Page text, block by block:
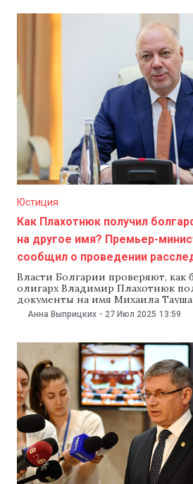
формирования, представителей
и ответственного за финансы в
избирательной кампании. Это
зарегистрированная для участия
Напомним, 20 июля PAS
кандидатов в депутаты. В первую
Юстиция
Как Плахотнюк получил
на другое имя? Премьер-
сообщил о проведении
Власти Болгарии проверяют, как
олигарх Владимир Плахотнюк
документы на имя Михаила
премьер-министр страны Росен
на пресс-конференции в
моим визитом в Молдову.
речь идет о человеке,
Анна Выприцких - 27 Июл 2025 13:59